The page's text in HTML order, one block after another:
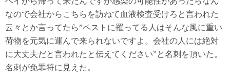
なので会社からこちらを訪ねて血液検査受けろと言われた
云々とか言ってたら”ペストに罹ってる人はそんな風に重い
荷物を元気に運んで来られないですよ。会社の人には絶対
に大丈夫だと言われたと伝えてください”と名刺を頂いた。
名刺が免罪符に見えた。